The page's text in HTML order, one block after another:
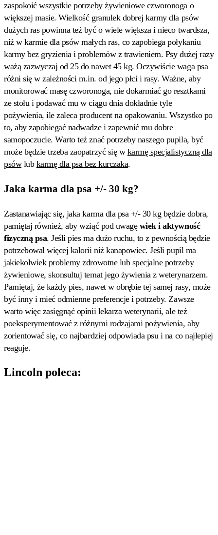
zaspokoić wszystkie potrzeby żywieniowe czworonoga o
większej masie. Wielkość granulek dobrej karmy dla psów
dużych ras powinna też być o wiele większa i nieco twardsza,
niż w karmie dla psów małych ras, co zapobiega połykaniu
karmy bez gryzienia i problemów z trawieniem. Psy dużej razy
ważą zazwyczaj od 25 do nawet 45 kg. Oczywiście waga psa
różni się w zależności m.in. od jego płci i rasy. Ważne, aby
monitorować masę czworonoga, nie dokarmiać go resztkami
ze stołu i podawać mu w ciągu dnia dokładnie tyle
pożywienia, ile zaleca producent na opakowaniu. Wszystko po
to, aby zapobiegać nadwadze i zapewnić mu dobre
samopoczucie. Warto też znać potrzeby naszego pupila, być
może będzie trzeba zaopatrzyć się w karmę specjalistyczną dla
psówlub karmę dla psa bez kurczaka.
Jaka karma dla psa +/- 30 kg?
Zastanawiając się, jaka karma dla psa +/- 30 kg będzie dobra,
pamiętaj również, aby wziąć pod uwagę wiek i aktywność
fizyczną psa. Jeśli pies ma dużo ruchu, to z pewnością będzie
potrzebował więcej kalorii niż kanapowiec. Jeśli pupil ma
jakiekolwiek problemy zdrowotne lub specjalne potrzeby
żywieniowe, skonsultuj temat jego żywienia z weterynarzem.
Pamiętaj, że każdy pies, nawet w obrębie tej samej rasy, może
być inny i mieć odmienne preferencje i potrzeby. Zawsze
warto więc zasięgnąć opinii lekarza weterynarii, ale też
poeksperymentować z różnymi rodzajami pożywienia, aby
zorientować się, co najbardziej odpowiada psu i na co najlepiej
reaguje.
Lincoln poleca: